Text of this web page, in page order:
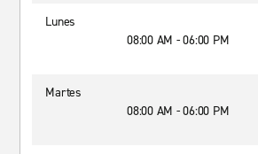
Lunes
08:00 AM - 06:00 PM
Martes
08:00 AM - 06:00 PM